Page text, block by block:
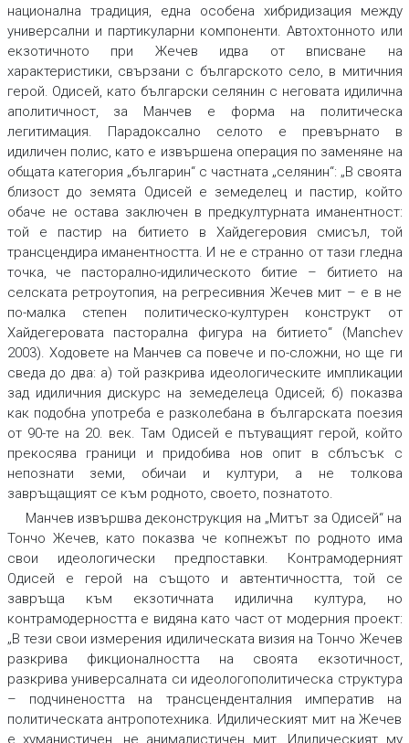
национална традиция, една особена хибридизация между
универсални и партикуларни компоненти. Автохтонното или
екзотичното при Жечев идва от вписване на
характеристики, свързани с българското село, в митичния
герой. Одисей, като български селянин с неговата идилична
аполитичност, за Манчев е форма на политическа
легитимация. Парадоксално селото е превърнато в
идиличен полис, като е извършена операция по заменяне на
общата категория „българин“ с частната „селянин“: „В своята
близост до земята Одисей е земеделец и пастир, който
обаче не остава заключен в предкултурната иманентност:
той е пастир на битието в Хайдегеровия смисъл, той
трансцендира иманентността. И не е странно от тази гледна
точка, че пасторално-идилическото битие – битието на
селската ретроутопия, на регресивния Жечев мит – е в не
по-малка степен политическо-културен конструкт от
Хайдегеровата пасторална фигура на битието“ (Manchev
2003). Ходовете на Манчев са повече и по-сложни, но ще ги
сведа до два: а) той разкрива идеологическите импликации
зад идиличния дискурс на земеделеца Одисей; б) показва
как подобна употреба е разколебана в българската поезия
от 90-те на 20. век. Там Одисей е пътуващият герой, който
прекосява граници и придобива нов опит в сблъсък с
непознати земи, обичаи и култури, а не толкова
завръщащият се към родното, своето, познатото.
Манчев извършва деконструкция на „Митът за Одисей“ на
Тончо Жечев, като показва че копнежът по родното има
свои идеологически предпоставки. Контрамодерният
Одисей е герой на същото и автентичността, той се
завръща към екзотичната идилична култура, но
контрамодерността е видяна като част от модерния проект:
„В тези свои измерения идилическата визия на Тончо Жечев
разкрива фикционалността на своята екзотичност,
разкрива универсалната си идеологополитическа структура
– подчинеността на трансценденталния императив на
политическата антропотехника. Идилическият мит на Жечев
е хуманистичен не анималистичен мит. Идилическият му